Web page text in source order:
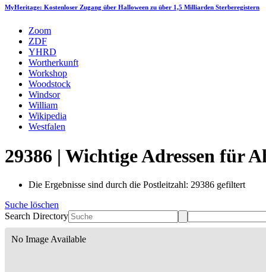
MyHeritage: Kostenloser Zugang über Halloween zu über 1,5 Milliarden Sterberegistern
Zoom
ZDF
YHRD
Wortherkunft
Workshop
Woodstock
Windsor
William
Wikipedia
Westfalen
29386 | Wichtige Adressen für
Die Ergebnisse sind durch die Postleitzahl: 29386 gefiltert
Suche löschen
Search Directory
No Image Available